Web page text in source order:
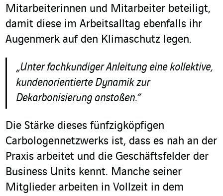
Mitarbeiterinnen und Mitarbeiter beteiligt,
damit diese im Arbeitsalltag ebenfalls ihr
Augenmerk auf den Klimaschutz legen.
„Unter fachkundiger Anleitung eine kollektive,
kundenorientierte Dynamik zur
Dekarbonisierung anstoßen.”
Die Stärke dieses fünfzigköpfigen
Carbologennetzwerks ist, dass es nah an der
Praxis arbeitet und die Geschäftsfelder der
Business Units kennt. Manche seiner
Mitglieder arbeiten in Vollzeit in dem